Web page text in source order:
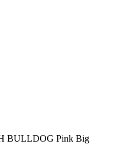
BULLDOG Pink Big